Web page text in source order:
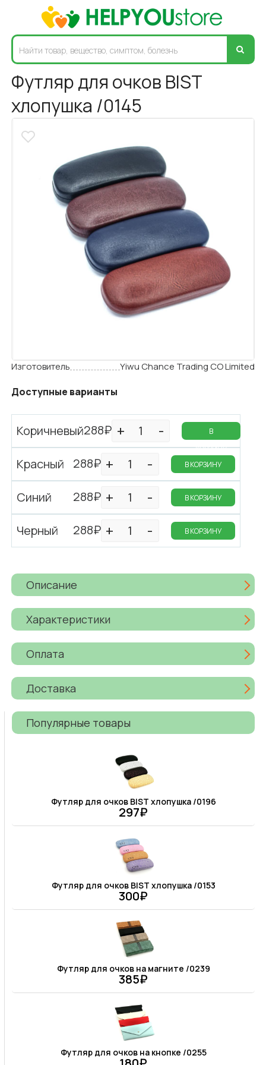
Футляр для очков BIST
хлопушка /0145
Изготовитель Yiwu Chance Trading CO Limited
Доступные варианты
Коричневый288₽
В
КОРЗИНУ
Красный 288₽ В КОРЗИНУ
Синий 288₽ В КОРЗИНУ
Черный 288₽ В КОРЗИНУ
Описание
Характеристики
Оплата
Доставка
Популярные товары
Футляр для очков BIST хлопушка /0196
297₽
Футляр для очков BIST хлопушка /0153
300₽
Футляр для очков на магните /0239
385₽
Футляр для очков на кнопке /0255